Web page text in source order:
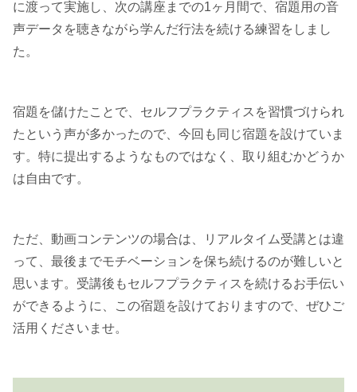
に渡って実施し、次の講座までの1ヶ月間で、宿題用の音
声データを聴きながら学んだ行法を続ける練習をしまし
た。
宿題を儲けたことで、セルフプラクティスを習慣づけられ
たという声が多かったので、今回も同じ宿題を設けていま
す。特に提出するようなものではなく、取り組むかどうか
は自由です。
ただ、動画コンテンツの場合は、リアルタイム受講とは違
って、最後までモチベーションを保ち続けるのが難しいと
思います。受講後もセルフプラクティスを続けるお手伝い
ができるように、この宿題を設けておりますので、ぜひご
活用くださいませ。